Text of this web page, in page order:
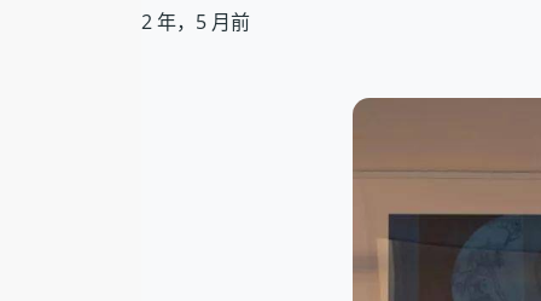
2 年，5 月前